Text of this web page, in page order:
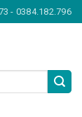
- 0384.182.796